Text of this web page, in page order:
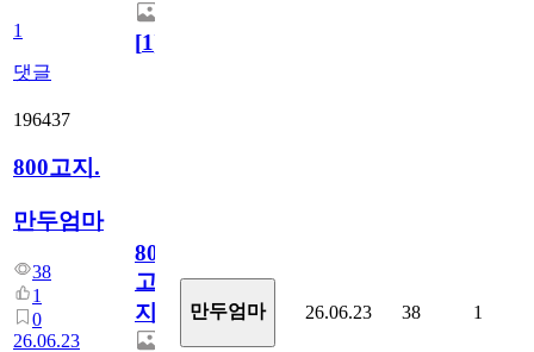
1
댓글
[1]
196437
800고지.
만두엄마
38
1
0
26.06.23
800
고
지.
만두엄마 26.06.23 38 1